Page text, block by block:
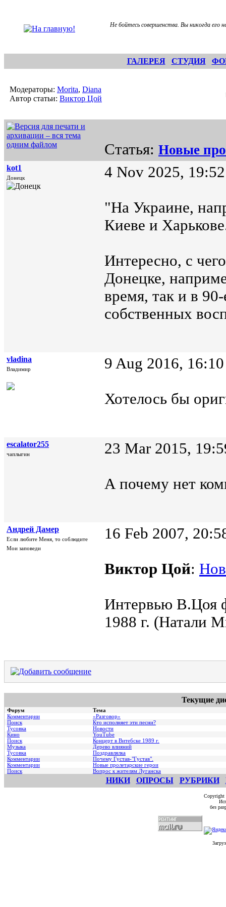
Не бойтесь совершенства. Вы никогда его
ГАЛЕРЕЯ СТУДИЯ
Модераторы: Morita, Diana
Автор статьи: Виктор Цой
Статья: Hовые
kot1
Донецк 4 Nov 2025, 19:52
"Hа Украине,
Киеве и
Интересно, с
Донецке,
время, так и в
собственных
vladina
Владимир 9 Aug 2016, 16:10
Хотелось бы
escalator255
чаплыгин 23 Mar 2015,
А почему нет
Андрей Дамер
Если любите Меня, то соблюдите
Мои заповеди
16 Feb 2007,
Виктор Цой:
Интервью В.Цоя
1988 г. (Натали
Текущие
Форум
Тема
Комментарии
«Разговор»
Поиск
Кто исполняет эти песни?
Тусовка
Новости
Кино
YouTube
Поиск
Концерт в Витебске 1989 г.
Музыка
Дерево влияний
Тусовка
Поздравлялка
Комментарии
Почему Густав-"Густав".
Комментарии
Hовые пролетарские герои
Поиск
Вопрос к жителям Луганска
НИКИ ОПРОСЫ РУБРИКИ
без